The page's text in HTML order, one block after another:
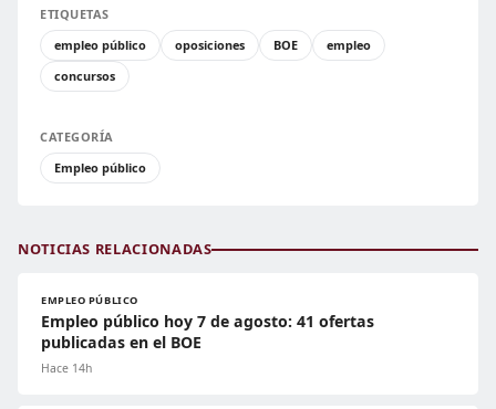
ETIQUETAS
empleo público
oposiciones BOE
empleo
concursos
CATEGORÍA
Empleo público
NOTICIAS RELACIONADAS
EMPLEO PÚBLICO
Empleo público hoy 7 de agosto: 41 ofertas
publicadas en el BOE
Hace 14h